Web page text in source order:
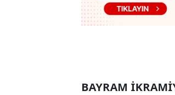
BAYRAM